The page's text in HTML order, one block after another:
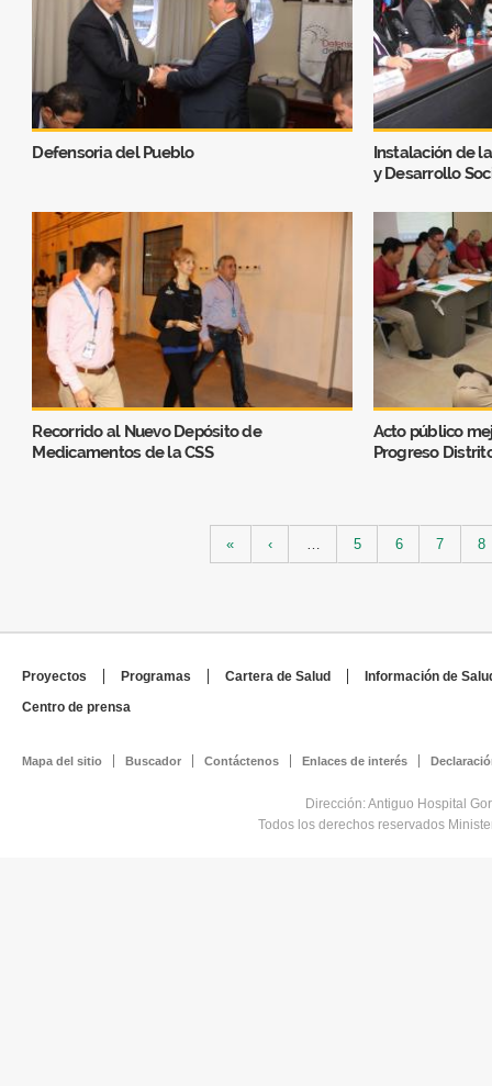
Defensoria del Pueblo
Instalación de
y Desarrollo
Recorrido al Nuevo Depósito de
Medicamentos de la CSS
Acto público
Progreso
« ‹ 5 6 7 8
Proyectos Programas Cartera de Salud
Información de
Centro de prensa
Mapa del sitio Buscador Contáctenos Enlaces de interés
Dirección: Antiguo Hospital
Todos los derechos reservados